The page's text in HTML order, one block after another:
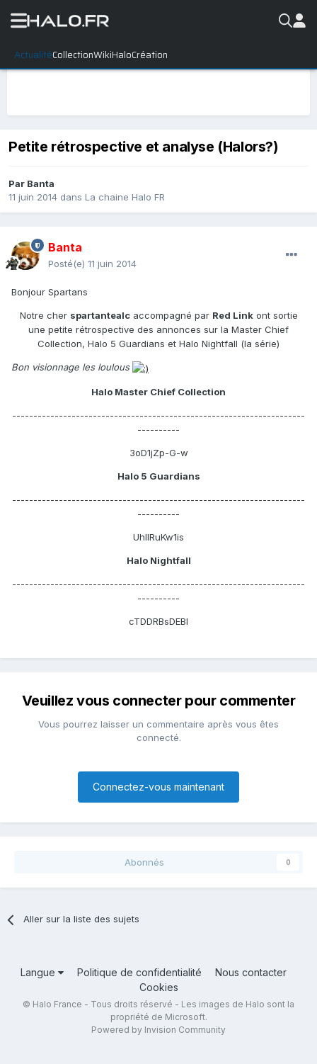
ActualitéCollectionWikiHaloCréation
Petite rétrospective et analyse (Halors?)
Par Banta
11 juin 2014 dans La chaine Halo FR
Banta
Posté(e) 11 juin 2014
Bonjour Spartans
Notre cher spartantealcaccompagné par Red Linkont sortie
une petite rétrospective des annonces sur la Master Chief
Collection, Halo 5 Guardians et Halo Nightfall (la série)
Bon visionnage les loulous
Halo Master Chief Collection
---------------------------------------------------------------------
----------
3oD1jZp-G-w
Halo 5 Guardians
---------------------------------------------------------------------
----------
UhlIRuKw1is
Halo Nightfall
---------------------------------------------------------------------
----------
cTDDRBsDEBI
Veuillez vous connecter pour commenter
Vous pourrez laisser un commentaire après vous êtes
connecté.
Connectez-vous maintenant
Abonnés 0
Aller sur la liste des sujets
Langue Politique de confidentialité
Nous contacter
Cookies
© Halo France - Tous droits réservé - Les images de Halo sont la
propriété de Microsoft.
Powered by Invision Community